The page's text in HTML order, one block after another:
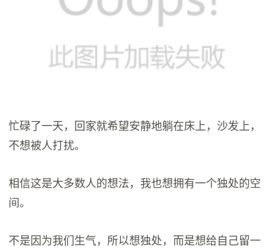
忙碌了一天，回家就希望安静地躺在床上，沙发上，
不想被人打扰。
相信这是大多数人的想法，我也想拥有一个独处的空
间。
不是因为我们生气，所以想独处，而是想给自己留一